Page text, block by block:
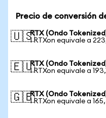
Precio de conversión
🇺🇸RTX (Ondo
1 RTXon equivale a
🇪🇺RTX (Ondo
1 RTXon equivale a
🇬🇧RTX (Ondo
1 RTXon equivale a